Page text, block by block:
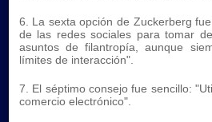
6. La sexta opción de Zuckerberg
de las redes sociales para tomar
asuntos de filantropía, aunque
límites de interacción".
7. El séptimo consejo fue sencillo:
comercio electrónico".